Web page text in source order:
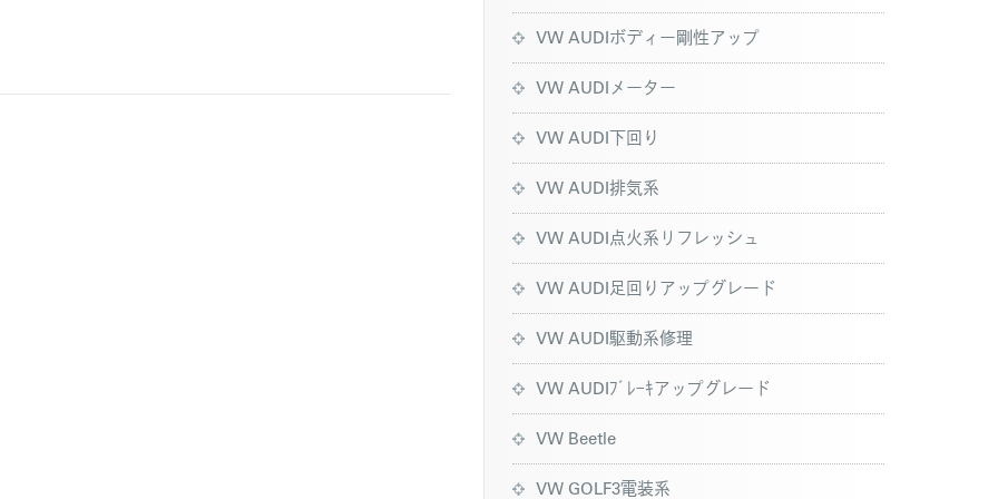
VW AUDIボディー剛性アップ
VW AUDIメーター
VW AUDI下回り
VW AUDI排気系
VW AUDI点火系リフレッシュ
VW AUDI足回りアップグレード
VW AUDI駆動系修理
VW AUDIﾌﾞﾚｰｷアップグレード
VW Beetle
VW GOLF3電装系